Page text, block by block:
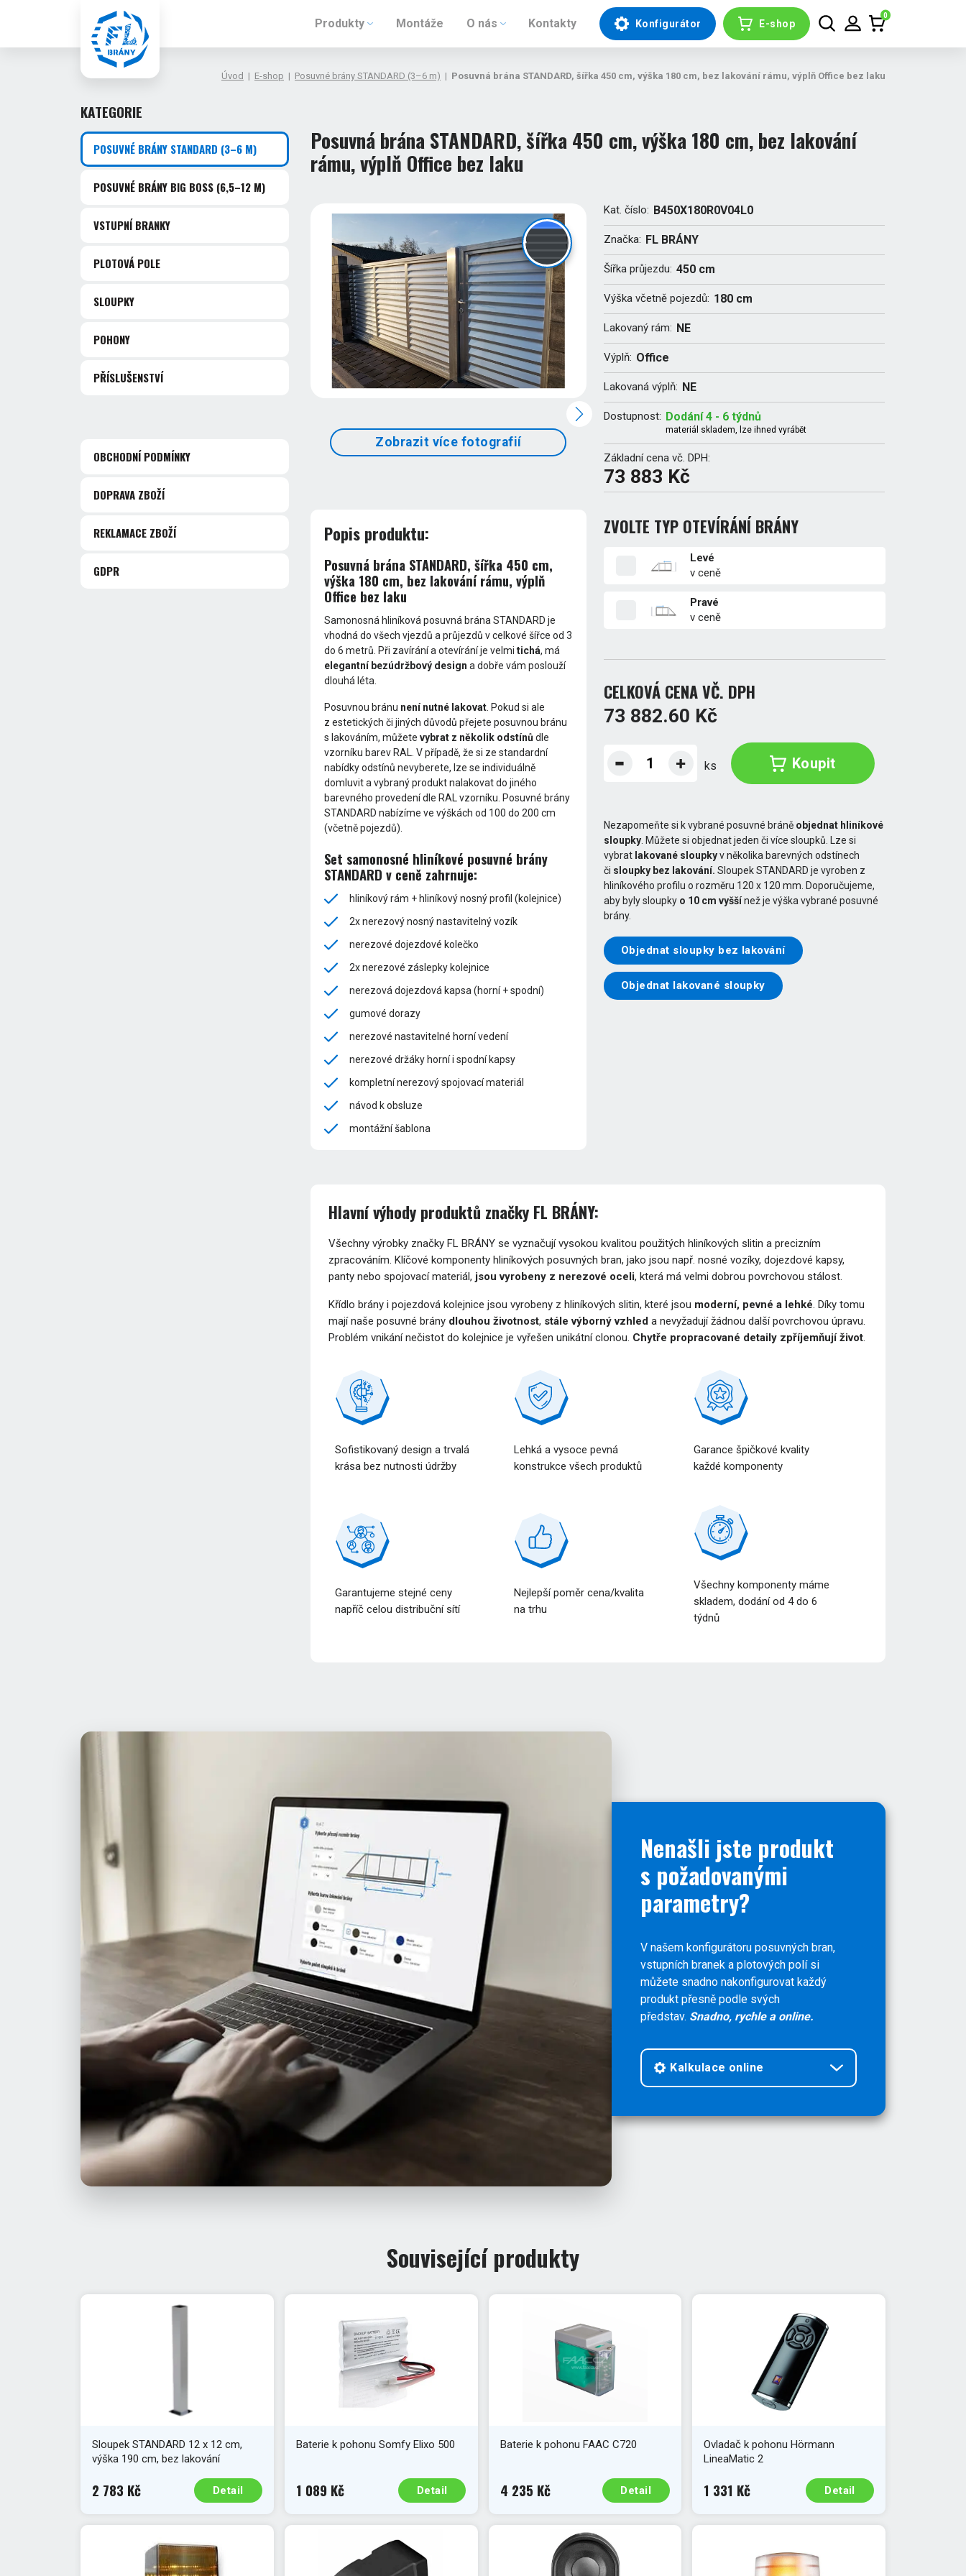
Produkty Montáže O nás Kontakty Konfigurátor E-shop
0
Úvod | E-shop | Posuvné brány STANDARD (3–6 m) | Posuvná brána STANDARD, šířka 450 cm, výška 180 cm, bez lakování rámu, výplň Office bez laku
KATEGORIE
POSUVNÉ BRÁNY STANDARD (3–6 M)
POSUVNÉ BRÁNY BIG BOSS (6,5–12 M)
VSTUPNÍ BRANKY
PLOTOVÁ POLE
SLOUPKY
POHONY
PŘÍSLUŠENSTVÍ
OBCHODNÍ PODMÍNKY
DOPRAVA ZBOŽÍ
REKLAMACE ZBOŽÍ
GDPR
Posuvná brána STANDARD, šířka 450 cm, výška 180 cm, bez lakování
rámu, výplň Office bez laku
Zobrazit více fotografií
Kat. číslo: B450X180R0V04L0
Značka: FL BRÁNY
Šířka průjezdu: 450 cm
Výška včetně pojezdů: 180 cm
Lakovaný rám: NE
Výplň: Office
Lakovaná výplň: NE
Dostupnost: Dodání 4 - 6 týdnů
materiál skladem, lze ihned vyrábět
Základní cena vč. DPH:
73 883 Kč
ZVOLTE TYP OTEVÍRÁNÍ BRÁNY
Levé
v ceně
Pravé
v ceně
CELKOVÁ CENA VČ. DPH
73 882.60 Kč
ks Koupit
Nezapomeňte si k vybrané posuvné bráně objednat hliníkové
sloupky. Můžete si objednat jeden či více sloupků. Lze si
vybrat lakované sloupkyv několika barevných odstínech
či sloupky bez lakování. Sloupek STANDARD je vyroben z
hliníkového profilu o rozměru 120 x 120 mm. Doporučujeme,
aby byly sloupky o 10 cm vyššínež je výška vybrané posuvné
brány.
Objednat sloupky bez lakování
Objednat lakované sloupky
Popis produktu:
Posuvná brána STANDARD, šířka 450 cm,
výška 180 cm, bez lakování rámu, výplň
Office bez laku
Samonosná hliníková posuvná brána STANDARD je
vhodná do všech vjezdů a průjezdů v celkové šířce od 3
do 6 metrů. Při zavírání a otevírání je velmitichá, má
elegantní bezúdržbový design a dobře vám poslouží
dlouhá léta.
Posuvnou bránu není nutné lakovat. Pokud si ale
z estetických či jiných důvodů přejete posuvnou bránu
s lakováním, můžetevybrat z několik odstínůdle
vzorníku barev RAL. V případě, že si ze standardní
nabídky odstínů nevyberete, lze se individuálně
domluvit a vybraný produkt nalakovat do jiného
barevného provedení dle RAL vzorníku. Posuvné brány
STANDARD nabízíme ve výškách od 100 do 200 cm
(včetně pojezdů).
Set samonosné hliníkové posuvné brány
STANDARD v ceně zahrnuje:
hliníkový rám + hliníkový nosný profil (kolejnice)
2x nerezový nosný nastavitelný vozík
nerezové dojezdové kolečko
2x nerezové záslepky kolejnice
nerezová dojezdová kapsa (horní + spodní)
gumové dorazy
nerezové nastavitelné horní vedení
nerezové držáky horní i spodní kapsy
kompletní nerezový spojovací materiál
návod k obsluze
montážní šablona
Hlavní výhody produktů značky FL BRÁNY:
Všechny výrobky značky FL BRÁNY se vyznačují vysokou kvalitou použitých hliníkových slitin a precizním
zpracováním. Klíčové komponenty hliníkových posuvných bran, jako jsou např. nosné vozíky, dojezdové kapsy,
panty nebo spojovací materiál, jsou vyrobeny z nerezové oceli, která má velmi dobrou povrchovou stálost.
Křídlo brány i pojezdová kolejnice jsou vyrobeny z hliníkových slitin, které jsou moderní, pevné a lehké. Díky tomu
mají naše posuvné brány dlouhou životnost, stále výborný vzhled a nevyžadují žádnou další povrchovou úpravu.
Problém vnikání nečistot do kolejnice je vyřešen unikátní clonou. Chytře propracované detaily zpříjemňují život.
Sofistikovaný design a trvalá
krása bez nutnosti údržby
Lehká a vysoce pevná
konstrukce všech produktů
Garance špičkové kvality
každé komponenty
Garantujeme stejné ceny
napříč celou distribuční sítí
Nejlepší poměr cena/kvalita
na trhu
Všechny komponenty máme
skladem, dodání od 4 do 6
týdnů
Nenašli jste produkt
s požadovanými
parametry?
V našem konfigurátoru posuvných bran,
vstupních branek a plotových polí si
můžete snadno nakonfigurovat každý
produkt přesně podle svých
představ. Snadno, rychle a online.
Kalkulace online
Související produkty
Sloupek STANDARD 12 x 12 cm,
výška 190 cm, bez lakování
2 783 Kč Detail
Baterie k pohonu Somfy Elixo 500
1 089 Kč Detail
Baterie k pohonu FAAC C720
4 235 Kč Detail
Ovladač k pohonu Hörmann
LineaMatic 2
1 331 Kč Detail